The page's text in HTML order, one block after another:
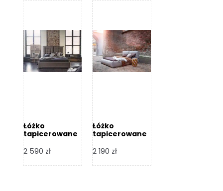
Łóżko
tapicerowane
Design
2 590 zł
Łóżko
tapicerowane
Design
2 190 zł